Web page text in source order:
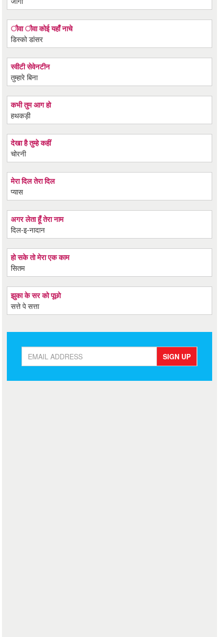
ौवा ौवा कोई यहाँ नाचे
डिस्को डांसर
स्वीटी सेवेनटीन
तुम्हारे बिना
कभी तुम आग हो
हथकड़ी
देखा है तुम्हे कहीं
चोरनी
मेरा दिल तेरा दिल
प्यास
अगर लेता हूँ तेरा नाम
दिल-इ-नादान
हो सके तो मेरा एक काम
सितम
झुका के सर को पूछो
सत्ते पे सत्ता
SIGN UP